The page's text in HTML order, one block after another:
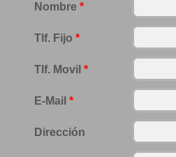
Nombre *
Tlf. Fijo *
Tlf. Movil *
E-Mail *
Dirección